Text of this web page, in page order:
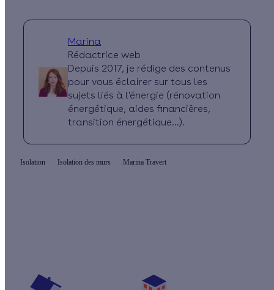
Marina
Rédactrice web
Depuis 2017, je rédige des contenus
pour vous éclairer sur tous les
sujets liés à l'énergie (rénovation
énergétique, aides financières,
transition énergétique...).
Isolation Isolation des murs Marina Travert